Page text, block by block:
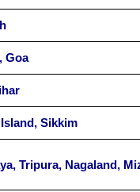
Goa
Sikkim
Tripura, Nagaland,